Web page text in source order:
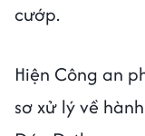
cướp.
Hiện Công an
sơ xử lý về